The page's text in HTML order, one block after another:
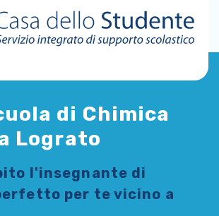
di Chimica
Lograto
l'insegnante di
per te vicino a